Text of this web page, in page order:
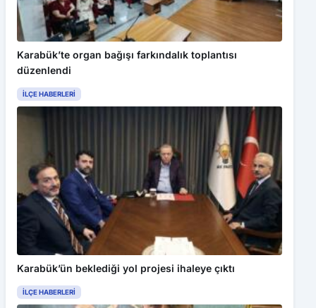
Karabük’te organ bağışı farkındalık toplantısı
düzenlendi
İLÇE HABERLERI
Karabük’ün beklediği yol projesi ihaleye çıktı
İLÇE HABERLERI